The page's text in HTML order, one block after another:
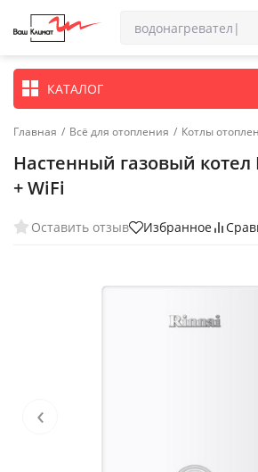
КАТАЛОГ
Главная / Всё для отопления / Котлы
Настенный газовый котел
+ WiFi
Оставить отзыв Избранное
‹